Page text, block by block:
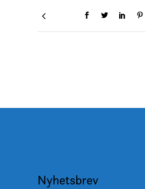
Nyhetsbrev